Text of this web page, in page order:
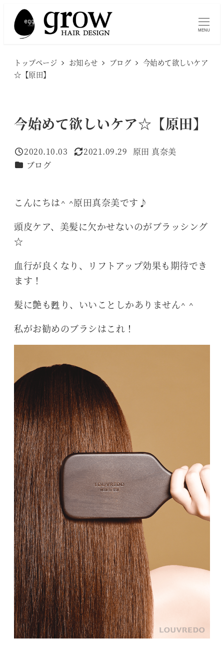
MENU
トップページ お知らせ ブログ
今始めて欲しいケア
☆【原田】
今始めて欲しいケア☆【原田】
投稿日
2020.10.03
更新日
2021.09.29
著
原田 真奈美
カテゴリー
ブログ
こんにちは^ ^原田真奈美です♪
頭皮ケア、美髪に欠かせないのがブラッシング
☆
血行が良くなり、リフトアップ効果も期待でき
ます！
髪に艶も甦り、いいことしかありません^ ^
私がお勧めのブラシはこれ！